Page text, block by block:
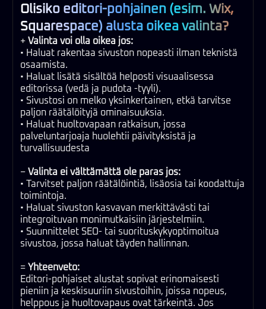
Olisiko editori-pohjainen (esim. Wix,
Squarespace) alusta oikea valinta?
+ Valinta voi olla oikea jos:
• Haluat rakentaa sivuston nopeasti ilman teknistä
osaamista.
• Haluat lisätä sisältöä helposti visuaalisessa
editorissa (vedä ja pudota -tyyli).
• Sivustosi on melko yksinkertainen, etkä tarvitse
paljon räätälöityjä ominaisuuksia.
• Haluat huoltovapaan ratkaisun, jossa
palveluntarjoaja huolehtii päivityksistä ja
turvallisuudesta
− Valinta ei välttämättä ole paras jos:
• Tarvitset paljon räätälöintiä, lisäosia tai koodattuja
toimintoja.
• Haluat sivuston kasvavan merkittävästi tai
integroituvan monimutkaisiin järjestelmiin.
• Suunnittelet SEO- tai suorituskykyoptimoitua
sivustoa, jossa haluat täyden hallinnan.
= Yhteenveto:
Editori-pohjaiset alustat sopivat erinomaisesti
pieniin ja keskisuuriin sivustoihin, joissa nopeus,
helppous ja huoltovapaus ovat tärkeintä. Jos